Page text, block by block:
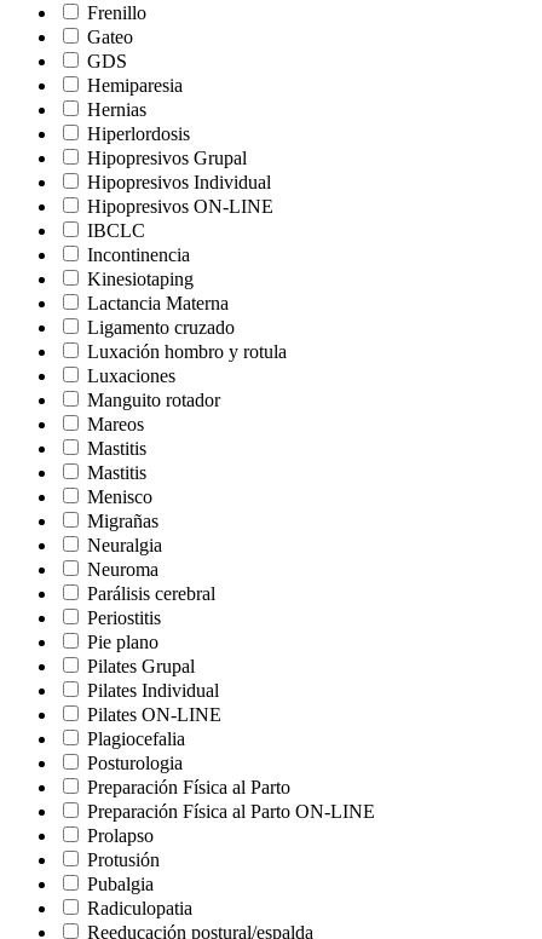
Frenillo
Gateo
GDS
Hemiparesia
Hernias
Hiperlordosis
Hipopresivos Grupal
Hipopresivos Individual
Hipopresivos ON-LINE
IBCLC
Incontinencia
Kinesiotaping
Lactancia Materna
Ligamento cruzado
Luxación hombro y rotula
Luxaciones
Manguito rotador
Mareos
Mastitis
Mastitis
Menisco
Migrañas
Neuralgia
Neuroma
Parálisis cerebral
Periostitis
Pie plano
Pilates Grupal
Pilates Individual
Pilates ON-LINE
Plagiocefalia
Posturologia
Preparación Física al Parto
Preparación Física al Parto ON-LINE
Prolapso
Protusión
Pubalgia
Radiculopatia
Reeducación postural/espalda